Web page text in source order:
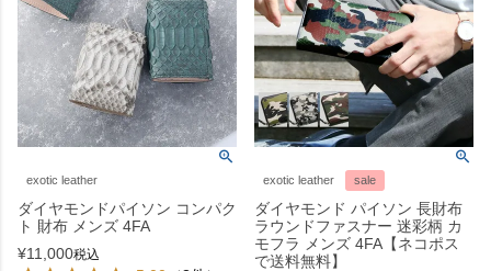
exotic leather
ダイヤモンドパイソン コンパク
ト 財布 メンズ 4FA
¥11,000税込
exotic leather sale
ダイヤモンド パイソン 長財布
ラウンドファスナー 迷彩柄 カ
モフラ メンズ 4FA【ネコポス
で送料無料】